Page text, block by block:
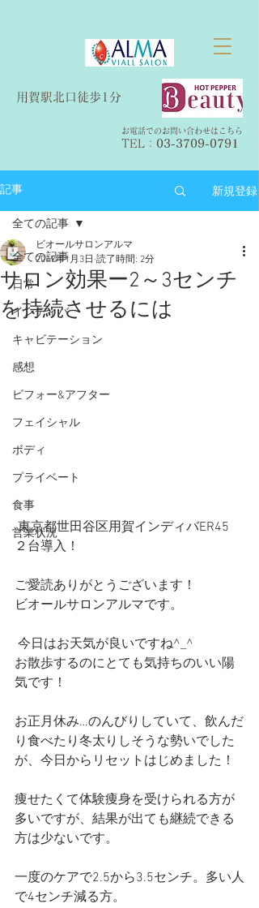
​用賀駅北口徒歩1分
お電話でのお問い合わせはこちら
TEL：​ 03-3709-0791
記事 新規登録
全ての記事
日常
インディバ
キャビテーション
感想
ビフォー&アフター
フェイシャル
ボディ
プライベート
食事
営業状況
全ての記事
サロン効果ー2～3センチ
を持続させるには
ビオールサロンアルマ
2019年1月3日 読了時間: 2分
東京都世田谷区用賀インディバER45
２台導入！
ご愛読ありがとうございます！
ビオールサロンアルマです。
今日はお天気が良いですね^_^
お散歩するのにとても気持ちのいい陽
気です！
お正月休み…のんびりしていて、飲んだ
り食べたり冬太りしそうな勢いでした
が、今日からリセットはじめました！
痩せたくて体験痩身を受けられる方が
多いですが、結果が出ても継続できる
方は少ないです。
一度のケアで2.5から3.5センチ。多い人
で4センチ減る方。